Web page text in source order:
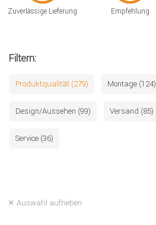
Zuverlässige Lieferung Empfehlung
Filtern:
Produktqualität (279) Montage (124)
Design/Aussehen (99) Versand (85)
Service (36)
Auswahl aufheben